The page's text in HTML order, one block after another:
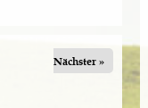
Nächster »